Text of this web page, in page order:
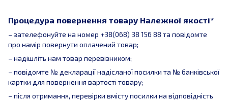
Процедура повернення товару Належної якості*
– зателефонуйте на номер +38(068) 38 156 88 та повідомте
про намір повернути оплачений товар;
– надішліть нам товар перевізником;
– повідомте № декларації надісланої посилки та № банківської
картки для повернення вартості товару;
– після отримання, перевірки вмісту посилки на відповідність